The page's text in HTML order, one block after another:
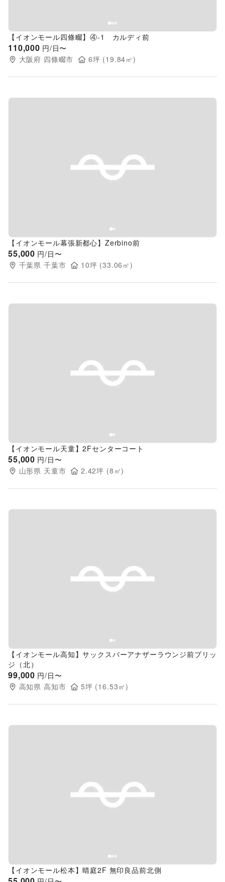
【イオンモール四條畷】④-1 カルディ前
110,000 円/日〜
大阪府 四條畷市 6坪 (19.84㎡)
Previous slide
【イオンモール幕張新都心】Zerbino前
55,000 円/日〜
千葉県 千葉市 10坪 (33.06 ㎡)
Previous slide
【イオンモール天童】2Fセンターコート
55,000 円/日〜
山形県 天童市 2.42坪 (8 ㎡)
Previous slide
【イオンモール高知】サックスバーアナザーラウンジ前ブリッ
ジ（北）
99,000 円/日〜
高知県 高知市 5坪 (16.53㎡)
Previous slide
【イオンモール松本】晴庭2F 無印良品前北側